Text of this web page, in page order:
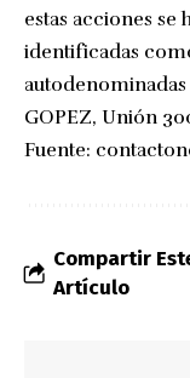
estas acciones se
identificadas
GOPEZ, Unión
Fuente:
Compartir
Artículo